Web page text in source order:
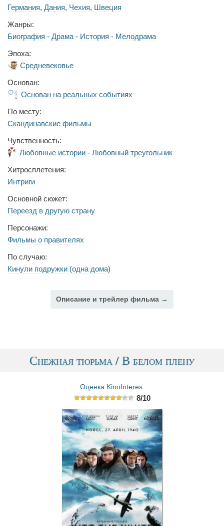
Германия, Дания, Чехия, Швеция
Жанры:
Биография - Драма - История - Мелодрама
Эпоха:
Средневековье
Основан:
Основан на реальных событиях
По месту:
Скандинавские фильмы
Чувственность:
Любовные истории- Любовный треугольник
Хитросплетения:
Интриги
Основной сюжет:
Переезд в другую страну
Персонажи:
Фильмы о правителях
По случаю:
Кинули подружки (одна дома)
Описание и трейлер фильма →
Снежная тюрьма / В белом плену
Оценка KinoInteres:
8/10